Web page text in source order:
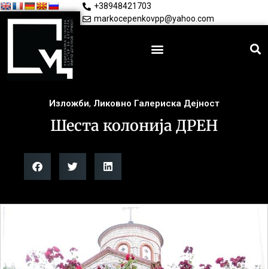
+38948421703
markocepenkovpp@yahoo.com
Изложби, Ликовно Галериска Дејност
Шеста колонија ДРЕН